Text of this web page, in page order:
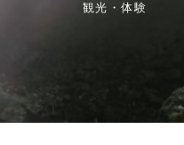
観光・体験